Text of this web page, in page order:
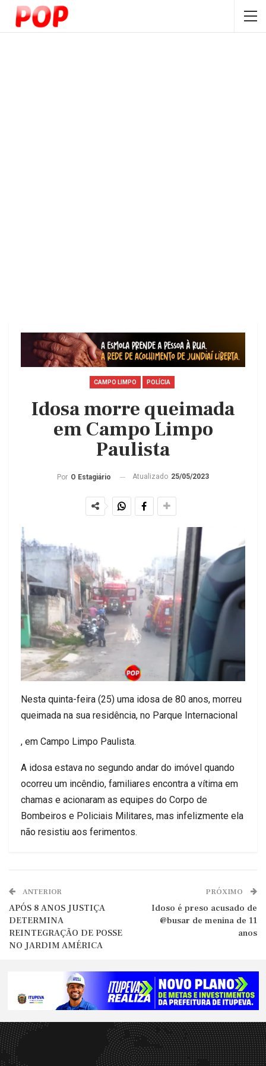
CAMPO LIMPO POLÍCIA
Idosa morre queimada
em Campo Limpo
Paulista
Por O Estagiário Atualizado 25/05/2023
Nesta quinta-feira (25) uma idosa de 80 anos, morreu
queimada na sua residência, no Parque Internacional
, em Campo Limpo Paulista.
A idosa estava no segundo andar do imóvel quando
ocorreu um incêndio, familiares encontra a vítima em
chamas e acionaram as equipes do Corpo de
Bombeiros e Policiais Militares, mas infelizmente ela
não resistiu aos ferimentos.
ANTERIOR
APÓS 8 ANOS JUSTIÇA
DETERMINA
REINTEGRAÇÃO DE POSSE
NO JARDIM AMÉRICA
PRÓXIMO
Idoso é preso acusado de
@busar de menina de 11
anos